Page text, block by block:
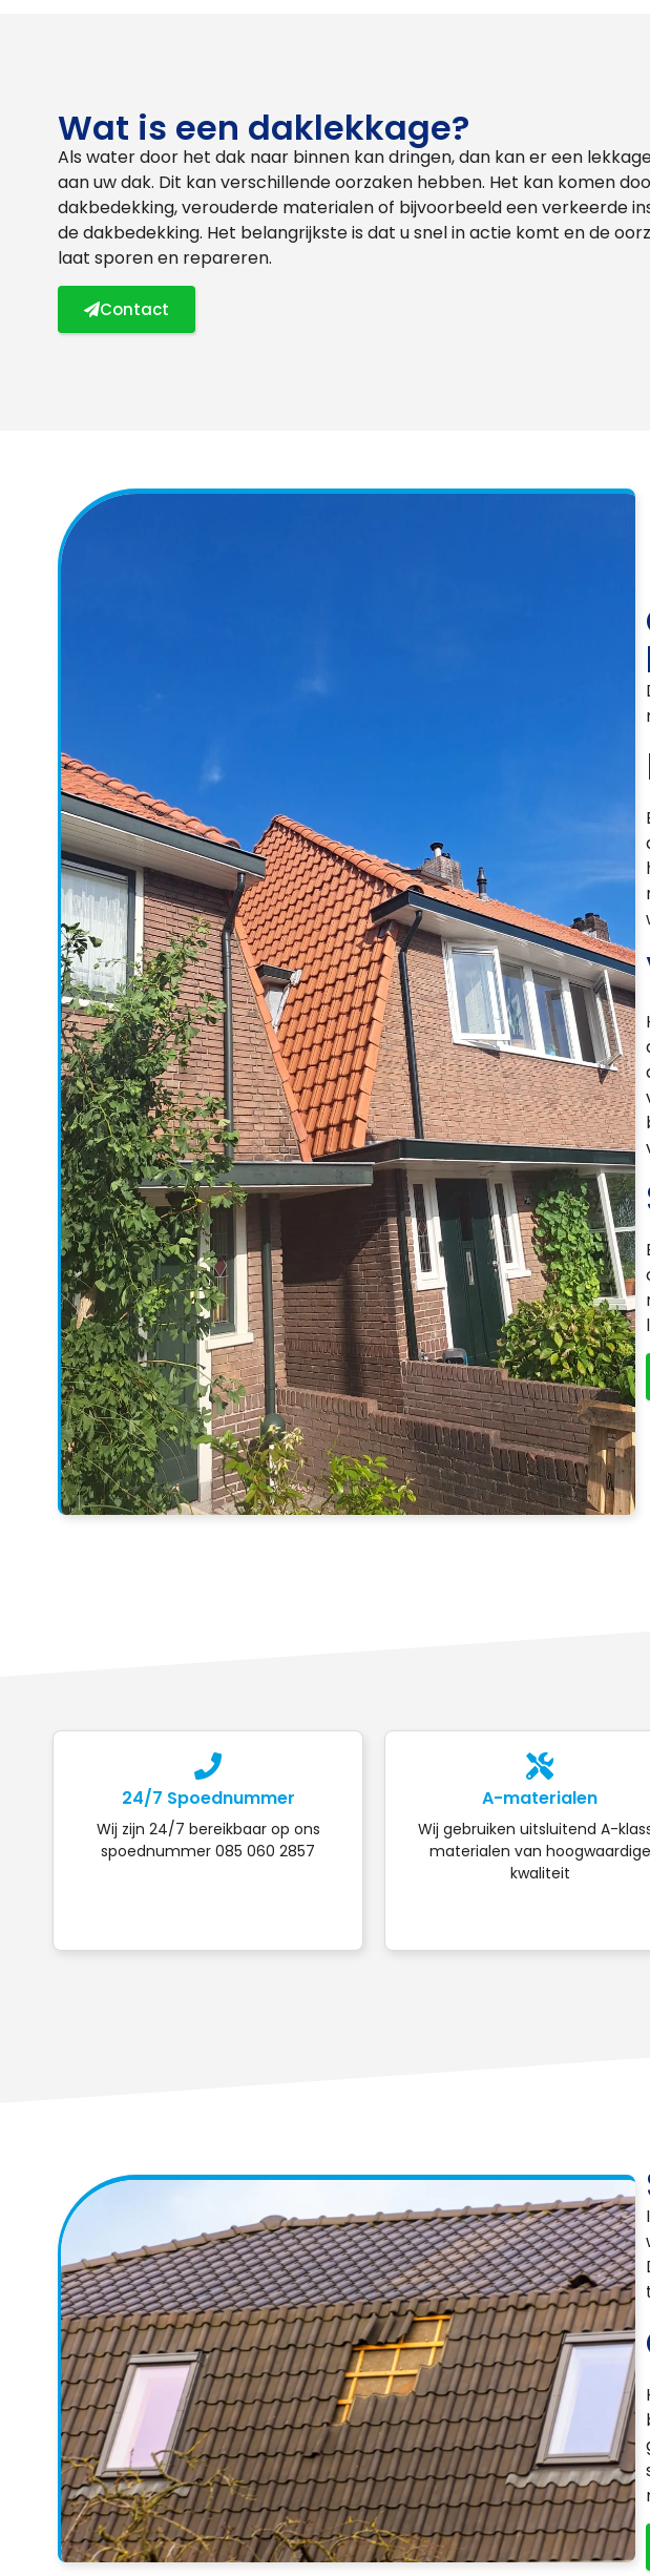
Wat is een daklekkage?
Als water door het dak naar binnen kan dringen, dan kan er een
aan uw dak. Dit kan verschillende oorzaken hebben. Het kan komen
dakbedekking, verouderde materialen of bijvoorbeeld een verkeerde
de dakbedekking. Het belangrijkste is dat u snel in actie komt en de
laat sporen en repareren.
Contact
24/7 Spoednummer
Wij zijn 24/7 bereikbaar op ons
spoednummer 085 060 2857
A-materialen
Wij gebruiken uitsluitend A-
materialen van hoogwaardige
kwaliteit